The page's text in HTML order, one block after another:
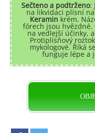
Sečteno a podtrženo:
na likvidaci plísní
Keramin krém.
fórech jsou
na vedlejší účinky,
Protiplísňový
mykologové. Říká
funguje lépe a